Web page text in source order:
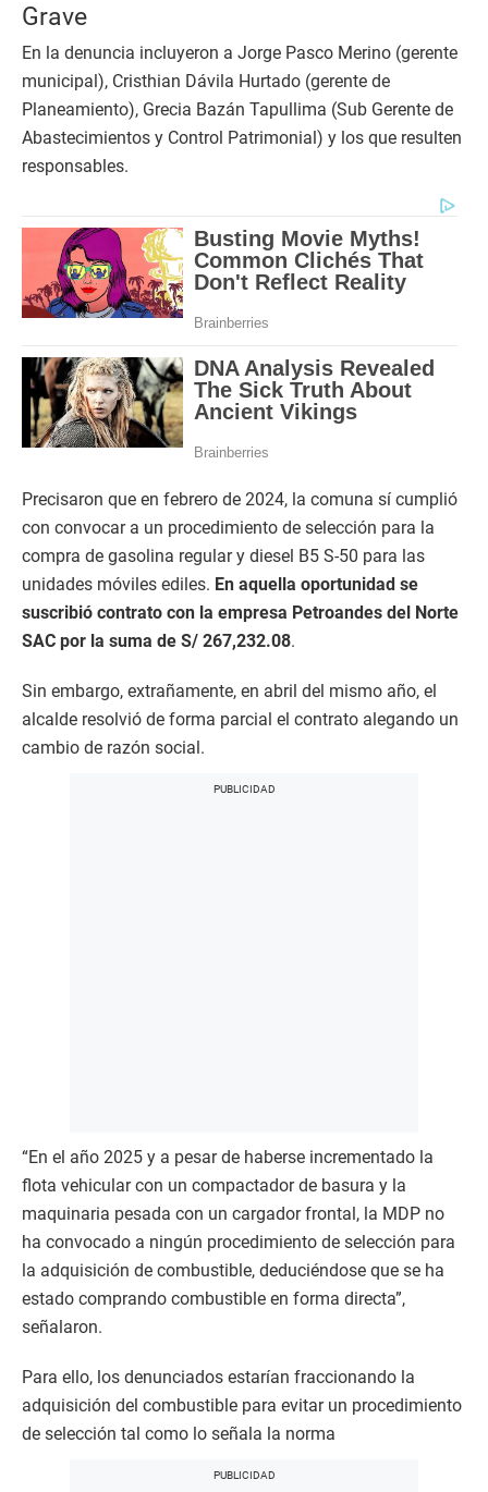
Grave
En la denuncia incluyeron a Jorge Pasco Merino (gerente
municipal), Cristhian Dávila Hurtado (gerente de
Planeamiento), Grecia Bazán Tapullima (Sub Gerente de
Abastecimientos y Control Patrimonial) y los que resulten
responsables.
Precisaron que en febrero de 2024, la comuna sí cumplió
con convocar a un procedimiento de selección para la
compra de gasolina regular y diesel B5 S-50 para las
unidades móviles ediles. En aquella oportunidad se
suscribió contrato con la empresa Petroandes del Norte
SAC por la suma de S/ 267,232.08.
Sin embargo, extrañamente, en abril del mismo año, el
alcalde resolvió de forma parcial el contrato alegando un
cambio de razón social.
“En el año 2025 y a pesar de haberse incrementado la
flota vehicular con un compactador de basura y la
maquinaria pesada con un cargador frontal, la MDP no
ha convocado a ningún procedimiento de selección para
la adquisición de combustible, deduciéndose que se ha
estado comprando combustible en forma directa”,
señalaron.
Para ello, los denunciados estarían fraccionando la
adquisición del combustible para evitar un procedimiento
de selección tal como lo señala la norma